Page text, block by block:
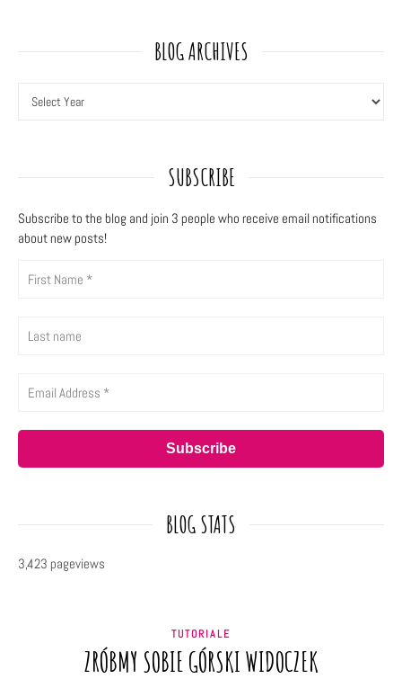
BLOG ARCHIVES
SUBSCRIBE
Subscribe to the blog and join 3 people who receive email notifications
about new posts!
BLOG STATS
3,423 pageviews
TUTORIALE
ZRÓBMY SOBIE GÓRSKI WIDOCZEK